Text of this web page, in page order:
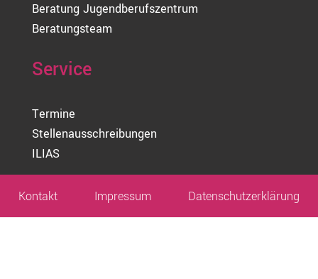
Beratung Jugendberufszentrum
Beratungsteam
Service
Termine
Stellenausschreibungen
ILIAS
Kontakt Impressum Datenschutz­erklärung